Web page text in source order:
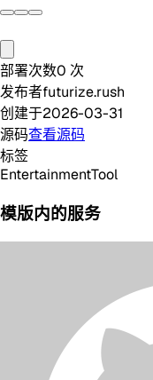
部署次数0 次
发布者futurize.rush
创建于2026-03-31
源码查看源码
标签
EntertainmentTool
模版内的服务